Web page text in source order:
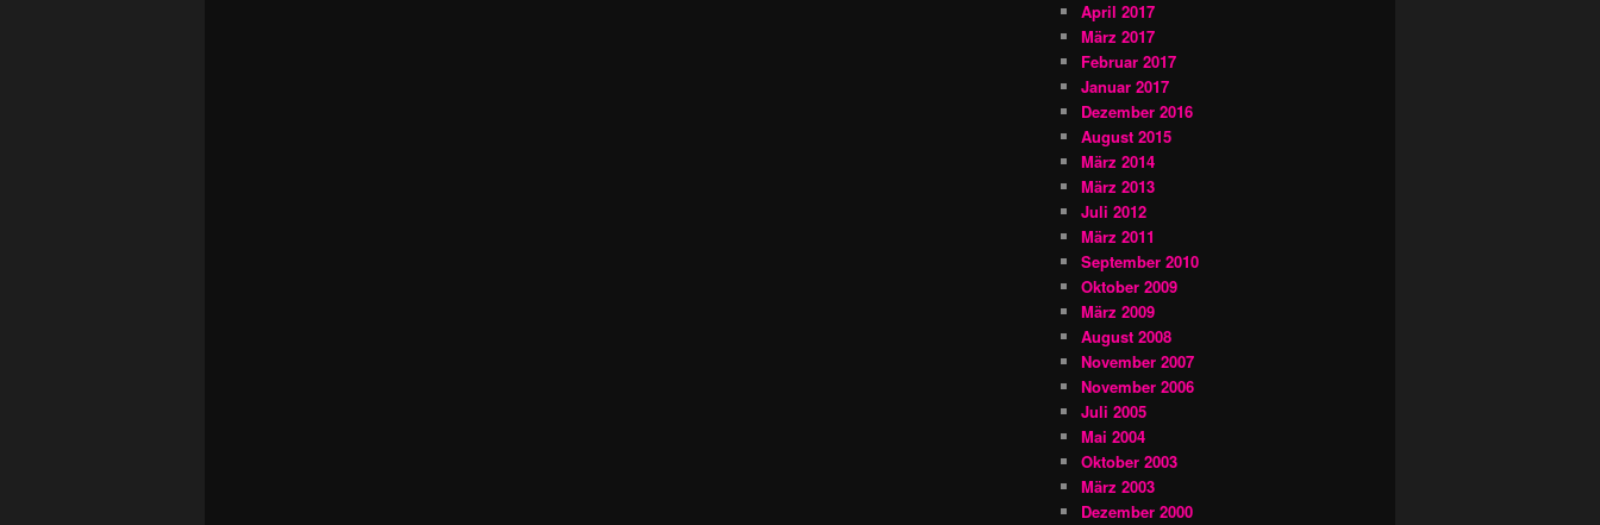
April 2017
März 2017
Februar 2017
Januar 2017
Dezember 2016
August 2015
März 2014
März 2013
Juli 2012
März 2011
September 2010
Oktober 2009
März 2009
August 2008
November 2007
November 2006
Juli 2005
Mai 2004
Oktober 2003
März 2003
Dezember 2000